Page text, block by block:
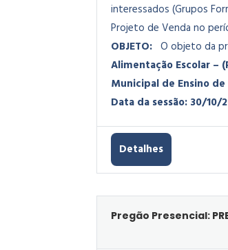
interessados (Grupos
Projeto de Venda no
OBJETO: O objeto da
Alimentação Escolar –
Municipal de Ensino
Data da sessão: 30/10/
Detalhes
Pregão Presencial: